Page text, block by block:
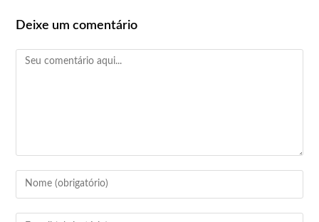
Deixe um comentário